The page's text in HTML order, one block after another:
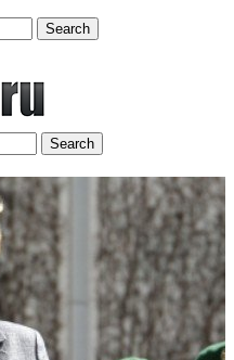
Search
Search